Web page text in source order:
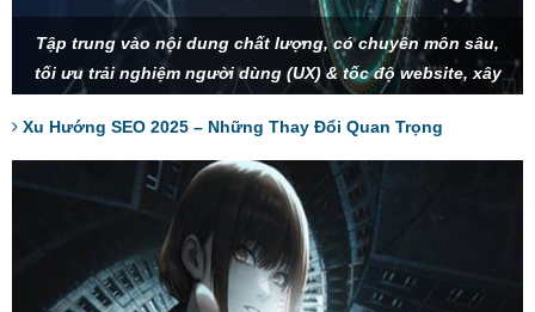
Tập trung vào nội dung chất lượng, có chuyên môn sâu,
tối ưu trải nghiệm người dùng (UX) & tốc độ website, xây
AI và tìm kiếm bằng giọng nói để tối ưu từ khóa.
Xu Hướng SEO 2025 – Những Thay Đổi Quan Trọng